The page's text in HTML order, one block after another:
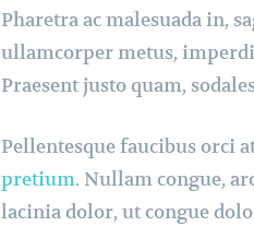
Pharetra ac malesuada in,
ullamcorper metus,
Praesent justo quam,
Pellentesque faucibus orci
pretium. Nullam congue,
lacinia dolor, ut congue